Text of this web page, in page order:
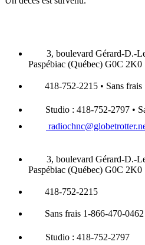
3, boulevard Gérard-D.-
Paspébiac (Québec) G0C 2K0
418-752-2215 • Sans
Studio : 418-752-2797 •
3, boulevard Gérard-D.-
Paspébiac (Québec) G0C 2K0
418-752-2215
Sans frais 1-866-470-0462
Studio : 418-752-2797